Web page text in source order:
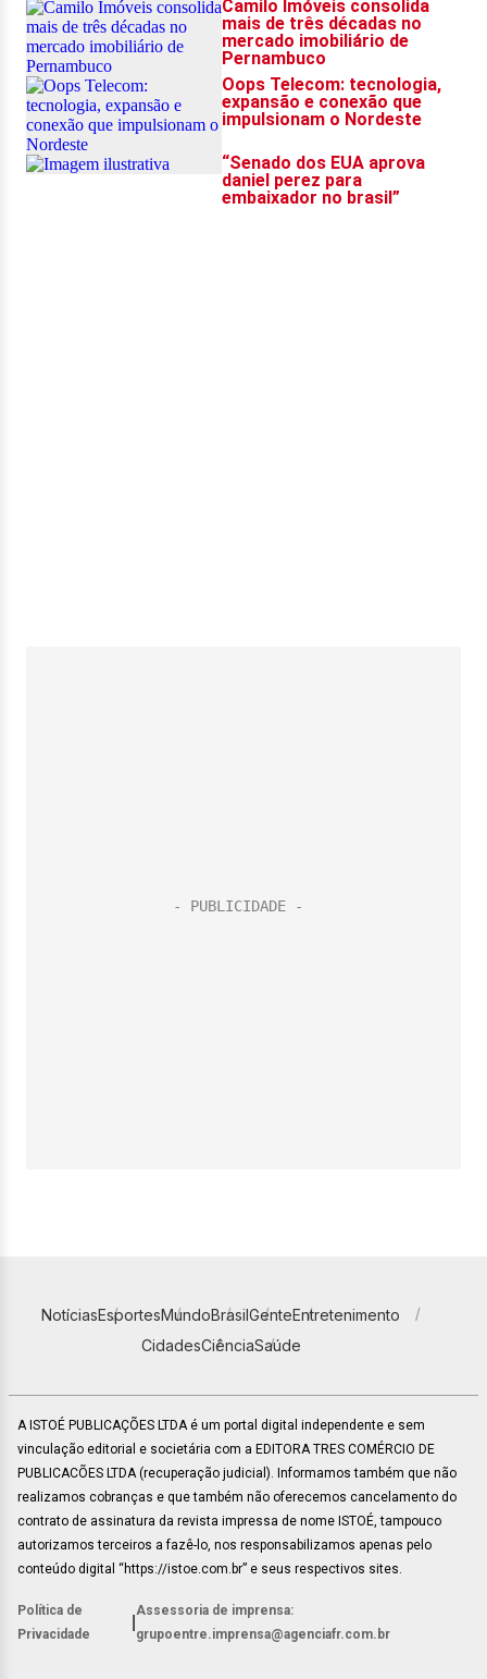
NotíciasEsportesMundoBrasilGenteEntretenimento
CidadesCiênciaSaúde
A ISTOÉ PUBLICAÇÕES LTDA é um portal digital independente e sem
vinculação editorial e societária com a EDITORA TRES COMÉRCIO DE
PUBLICACÕES LTDA (recuperação judicial). Informamos também que não
realizamos cobranças e que também não oferecemos cancelamento do
contrato de assinatura da revista impressa de nome ISTOÉ, tampouco
autorizamos terceiros a fazê-lo, nos responsabilizamos apenas pelo
conteúdo digital “https://istoe.com.br” e seus respectivos sites.
Política de
Privacidade
Assessoria de imprensa:
grupoentre.imprensa@agenciafr.com.br